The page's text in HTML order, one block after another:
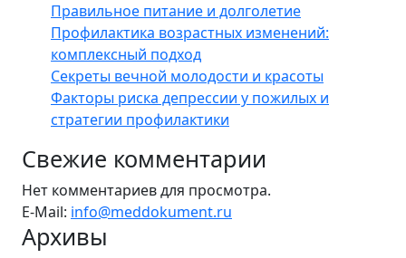
Правильное питание и долголетие
Профилактика возрастных изменений:
комплексный подход
Секреты вечной молодости и красоты
Факторы риска депрессии у пожилых и
стратегии профилактики
Свежие комментарии
Нет комментариев для просмотра.
E-Mail: info@meddokument.ru
Архивы